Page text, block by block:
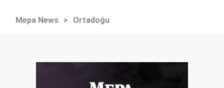
Mepa News > Ortadoğu